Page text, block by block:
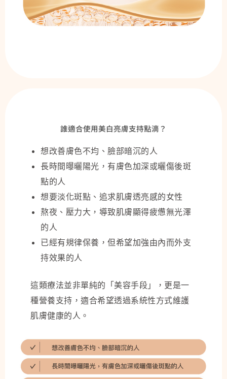
誰適合使用美白亮膚支持點滴？
想改善膚色不均、臉部暗沉的人
長時間曝曬陽光，有膚色加深或曬傷後斑
點的人
想要淡化斑點、追求肌膚透亮感的女性
熬夜、壓力大，導致肌膚顯得疲憊無光澤
的人
已經有規律保養，但希望加強由內而外支
持效果的人
這類療法並非單純的「美容手段」，更是一
種營養支持，適合希望透過系統性方式維護
肌膚健康的人。